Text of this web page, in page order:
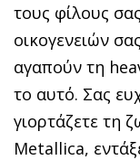
τους φίλους
οικογενειών
αγαπούν τη
το αυτό. Σας
γιορτάζετε τη
Metallica,